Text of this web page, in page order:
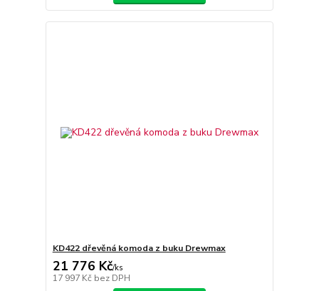
KD422 dřevěná komoda z buku Drewmax
21 776 Kč/ks
17 997 Kč bez DPH